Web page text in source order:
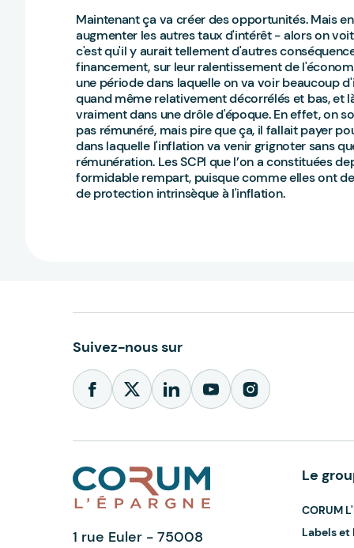
Maintenant ça va créer des opportunités. Mais
augmenter les autres taux d'intérêt - alors on
c'est qu'il y aurait tellement d'autres
financement, sur leur ralentissement de
une période dans laquelle on va voir beaucoup
quand même relativement décorrélés et bas, et
vraiment dans une drôle d'époque. En effet, on
pas rémunéré, mais pire que ça, il fallait payer
dans laquelle l'inflation va venir grignoter sans
rémunération. Les SCPI que l’on a constituées
formidable rempart, puisque comme elles ont
de protection intrinsèque à l'inflation.
Suivez-nous sur
1 rue Euler - 75008
Le
CORUM
Labels et